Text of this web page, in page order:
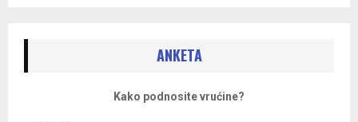
ANKETA
Kako podnosite vrućine?